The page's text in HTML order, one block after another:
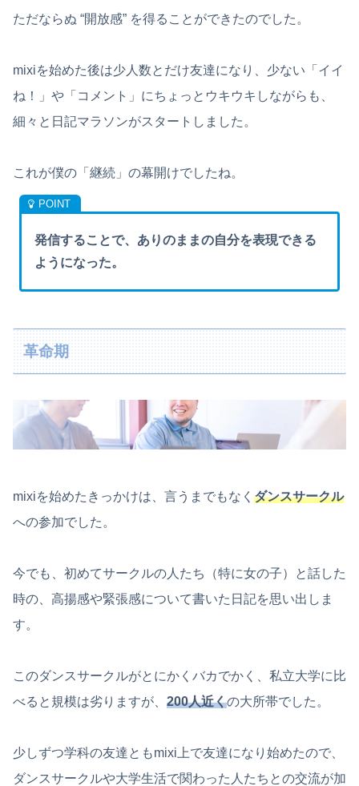
ただならぬ “開放感” を得ることができたのでした。
mixiを始めた後は少人数とだけ友達になり、少ない「イイ
ね！」や「コメント」にちょっとウキウキしながらも、
細々と日記マラソンがスタートしました。
これが僕の「継続」の幕開けでしたね。
発信することで、ありのままの自分を表現できる
ようになった。
革命期
mixiを始めたきっかけは、言うまでもなく ダンスサークル
への参加でした。
今でも、初めてサークルの人たち（特に女の子）と話した
時の、高揚感や緊張感について書いた日記を思い出しま
す。
このダンスサークルがとにかくバカでかく、私立大学に比
べると規模は劣りますが、 200人近くの大所帯でした。
少しずつ学科の友達ともmixi上で友達になり始めたので、
ダンスサークルや大学生活で関わった人たちとの交流が加